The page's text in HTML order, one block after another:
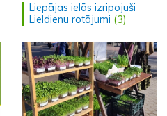
Liepājas ielās izripojuši
Lieldienu rotājumi (3)